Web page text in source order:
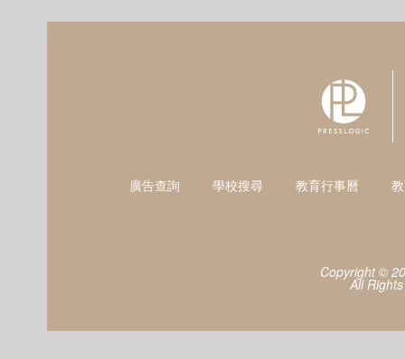
廣告查詢 學校搜尋 教育行事曆
Copyright ©
All